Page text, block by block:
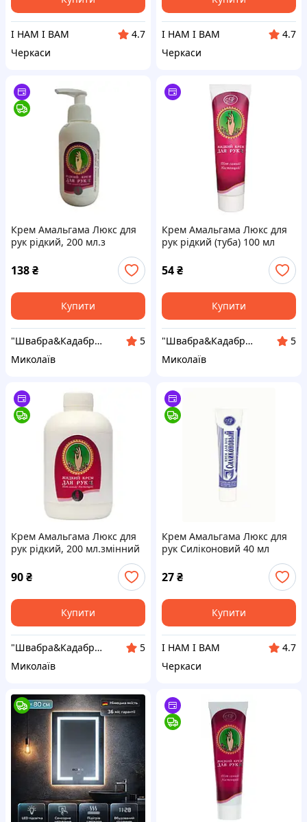
І НАМ І ВАМ
4.7
Черкаси
І НАМ І ВАМ
4.7
Черкаси
Крем Амальгама Люкс для
рук рідкий, 200 мл.з
138₴
Купити
"Швабра&Кадабра "
5
Миколаїв
Крем Амальгама Люкс для
рук рідкий (туба) 100 мл
54₴
Купити
"Швабра&Кадабра "
5
Миколаїв
Крем Амальгама Люкс для
рук рідкий, 200 мл.змінний
90₴
Купити
"Швабра&Кадабра "
5
Миколаїв
Крем Амальгама Люкс для
рук Силіконовий 40 мл
27₴
Купити
І НАМ І ВАМ
4.7
Черкаси